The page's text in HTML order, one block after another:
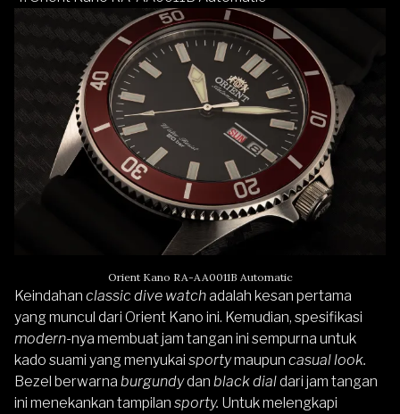
Orient Kano RA-AA0011B Automatic
Keindahan classic dive watchadalah kesan pertama
yang muncul dari Orient Kano ini. Kemudian, spesifikasi
modern-nya membuat jam tangan ini sempurna untuk
kado suami yang menyukai sportymaupun casual look.
Bezel berwarna burgundydan black dialdari jam tangan
ini menekankan tampilan sporty. Untuk melengkapi